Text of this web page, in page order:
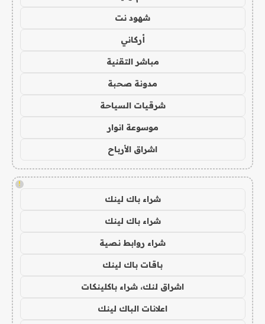
شهود نت
أركاني
مباشر التقنية
مدونة صحبة
شرقيات السياحة
موسوعة انوار
اشراق الأرباح
!
شراء باك لينك
شراء باك لينك
شراء روابط نصية
باقات باك لينك
اشراق لنك، شراء باكلينكات
اعلانات الباك لينك